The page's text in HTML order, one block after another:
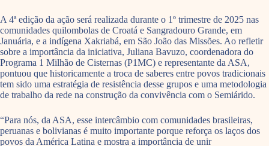
A 4ª edição da ação será realizada durante o 1º trimestre de 2025 nas
comunidades quilombolas de Croatá e Sangradouro Grande, em
Januária, e a indígena Xakriabá, em São João das Missões. Ao refletir
sobre a importância da iniciativa, Juliana Bavuzo, coordenadora do
Programa 1 Milhão de Cisternas (P1MC) e representante da ASA,
pontuou que historicamente a troca de saberes entre povos tradicionais
tem sido uma estratégia de resistência desse grupos e uma metodologia
de trabalho da rede na construção da convivência com o Semiárido.
“Para nós, da ASA, esse intercâmbio com comunidades brasileiras,
peruanas e bolivianas é muito importante porque reforça os laços dos
povos da América Latina e mostra a importância de unir